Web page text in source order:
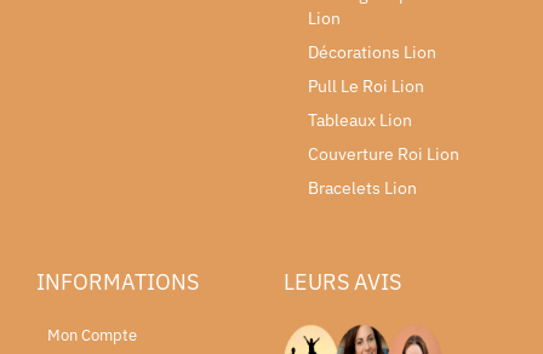
Lion
Décorations Lion
Pull Le Roi Lion
Tableaux Lion
Couverture Roi Lion
Bracelets Lion
INFORMATIONS
Mon Compte
LEURS AVIS